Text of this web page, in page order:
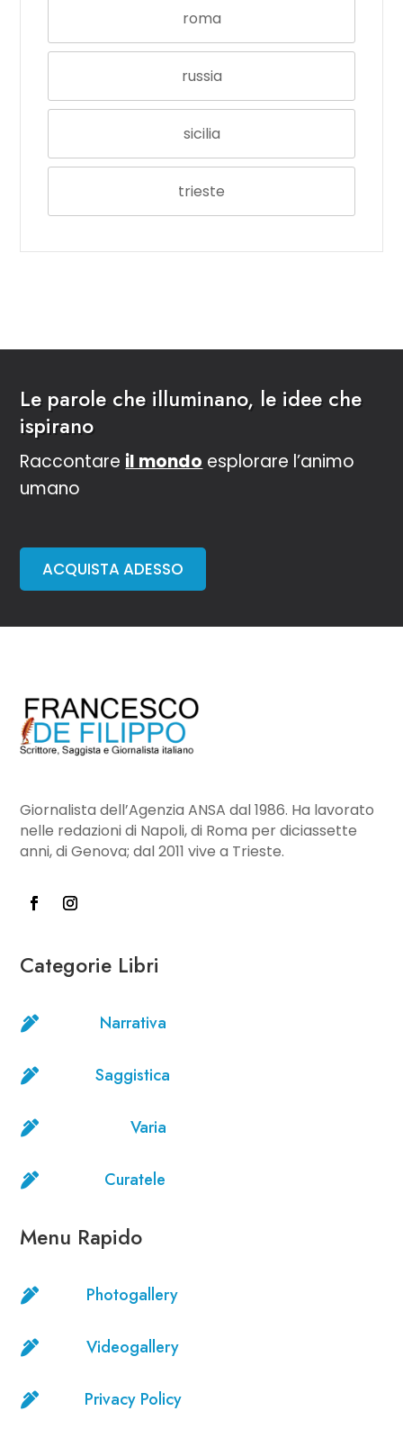
roma
russia
sicilia
trieste
Le parole che illuminano, le idee che
ispirano
Raccontare il mondo esplorare l’animo
umano
ACQUISTA ADESSO
Giornalista dell’Agenzia ANSA dal 1986. Ha lavorato
nelle redazioni di Napoli, di Roma per diciassette
anni, di Genova; dal 2011 vive a Trieste.
Categorie Libri
 Narrativa
 Saggistica
 Varia
 Curatele
Menu Rapido
 Photogallery
 Videogallery
 Privacy Policy